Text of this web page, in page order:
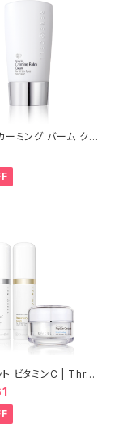
ーミング バーム クリ
※箱無し】| Miracle
【Rene-Cel
ト ビタミンC | Three
C【Rene-C